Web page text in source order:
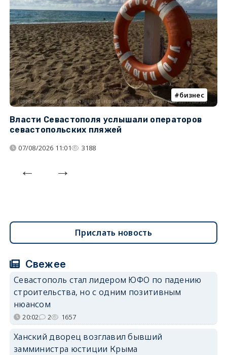
бизнес
Власти Севастополя услышали операторов
севастопольских пляжей
07/08/2026 11:01 3188
Прислать новость
Свежее
Севастополь стал лидером ЮФО по падению
строительства, но с одним позитивным
нюансом
20:02 2 1657
Ханский дворец возглавил бывший
замминистра юстиции Крыма